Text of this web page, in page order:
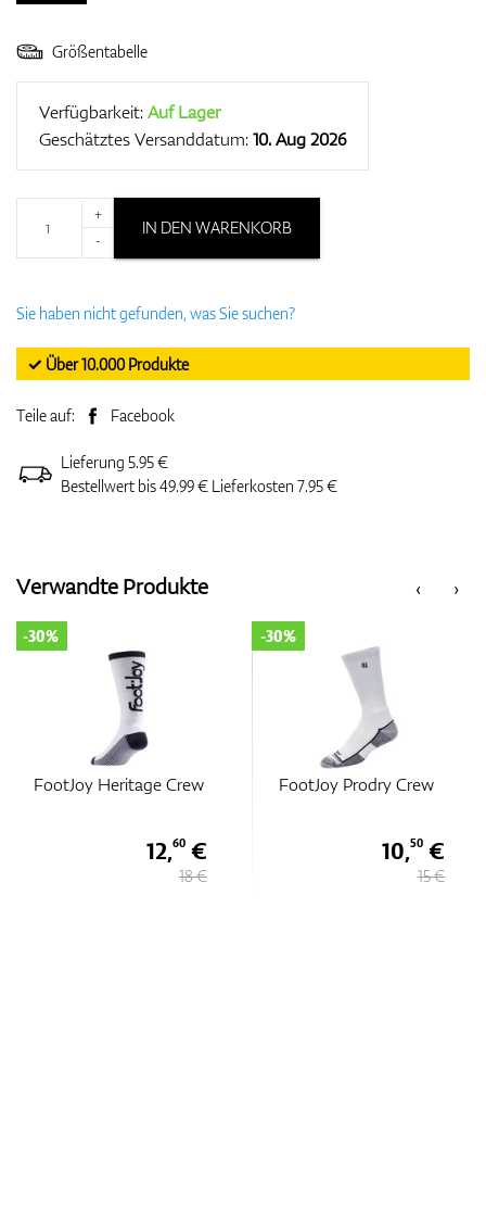
Größentabelle
Verfügbarkeit:Auf Lager
Geschätztes Versanddatum:10. Aug 2026
+
-
IN DEN WARENKORB
Sie haben nicht gefunden, was Sie suchen?
✓ Über 10.000 Produkte
Teile auf: Facebook
Lieferung 5.95 €
Bestellwert bis 49.99 € Lieferkosten 7.95 €
‹
Verwandte Produkte ›
FootJoy Heritage Crew
-30%
12,60€
18 €
FootJoy Prodry Crew
-30%
10,50€
15 €